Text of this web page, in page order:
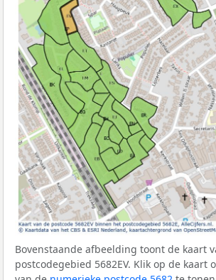
Bovenstaande afbeelding toont de kaart
postcodegebied 5682EV. Klik op de kaart